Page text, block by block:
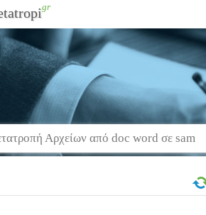
.gr
Αρχείων από doc word σε sam